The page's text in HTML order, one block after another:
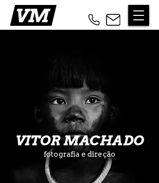
VITOR MACHADO
fotografia e direção